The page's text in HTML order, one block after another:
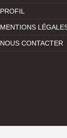
PROFIL
MENTIONS
NOUS CONTACTER